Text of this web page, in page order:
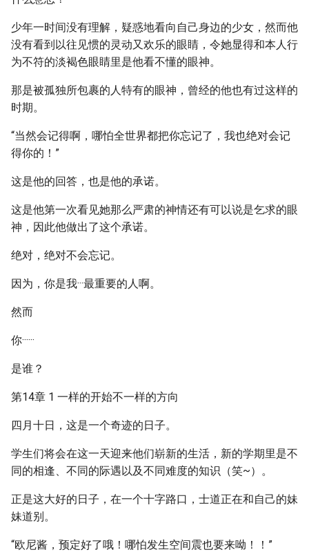
少年一时间没有理解，疑惑地看向自己身边的少女，然而他
没有看到以往见惯的灵动又欢乐的眼睛，令她显得和本人行
为不符的淡褐色眼睛里是他看不懂的眼神。
那是被孤独所包裹的人特有的眼神，曾经的他也有过这样的
时期。
“当然会记得啊，哪怕全世界都把你忘记了，我也绝对会记
得你的！”
这是他的回答，也是他的承诺。
这是他第一次看见她那么严肃的神情还有可以说是乞求的眼
神，因此他做出了这个承诺。
绝对，绝对不会忘记。
因为，你是我···最重要的人啊。
然而
你······
是谁？
第14章 1 一样的开始不一样的方向
四月十日，这是一个奇迹的日子。
学生们将会在这一天迎来他们崭新的生活，新的学期里是不
同的相逢、不同的际遇以及不同难度的知识（笑~）。
正是这大好的日子，在一个十字路口，士道正在和自己的妹
妹道别。
“欧尼酱，预定好了哦！哪怕发生空间震也要来呦！！”